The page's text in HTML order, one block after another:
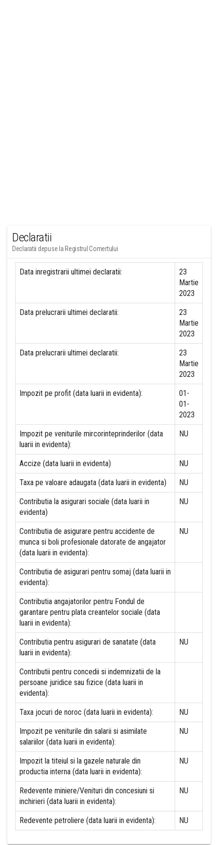
Declaratii
Declaratii depuse la Registrul Comertului
Data inregistrarii ultimei declaratii:
23
Martie
2023
Data prelucrarii ultimei declaratii:
23
Martie
2023
Data prelucrarii ultimei declaratii:
23
Martie
2023
Impozit pe profit (data luarii in evidenta):
01-
01-
2023
Impozit pe veniturile mircorinteprinderilor (data
luarii in evidenta):
NU
Accize (data luarii in evidenta) NU
Taxa pe valoare adaugata (data luarii in evidenta) NU
Contributia la asigurari sociale (data luarii in
evidenta)
NU
Contributia de asigurare pentru accidente de
munca si boli profesionale datorate de angajator
(data luarii in evidenta):
NU
Contributia de asigurari pentru somaj (data luarii in
evidenta):
Contributia angajatorilor pentru Fondul de
garantare pentru plata creantelor sociale (data
luarii in evidenta):
Contributia pentru asigurari de sanatate (data
luarii in evidenta):
NU
Contributii pentru concedii si indemnizatii de la
persoane juridice sau fizice (data luarii in
evidenta):
Taxa jocuri de noroc (data luarii in evidenta): NU
Impozit pe veniturile din salarii si asimilate
salariilor (data luarii in evidenta):
NU
Impozit la titeiul si la gazele naturale din
productia interna (data luarii in evidenta):
NU
Redevente miniere/Venituri din concesiuni si
inchirieri (data luarii in evidenta):
NU
Redevente petroliere (data luarii in evidenta): NU